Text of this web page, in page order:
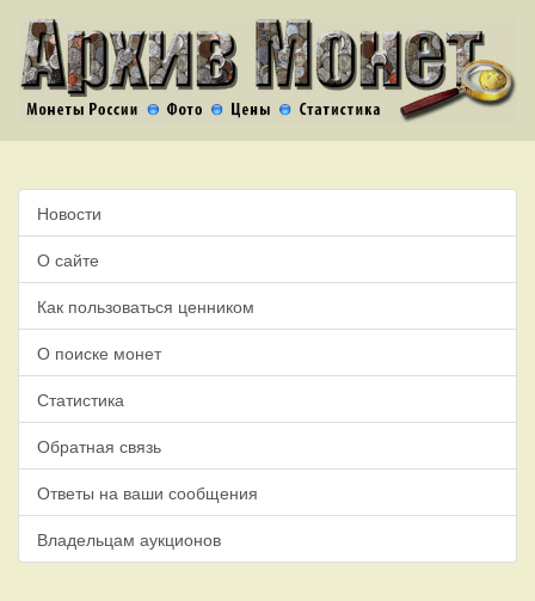
Новости
О сайте
Как пользоваться ценником
О поиске монет
Статистика
Обратная связь
Ответы на ваши сообщения
Владельцам аукционов